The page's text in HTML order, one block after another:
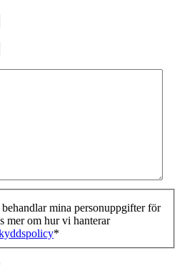
mina personuppgifter för
mer om hur vi hanterar
*